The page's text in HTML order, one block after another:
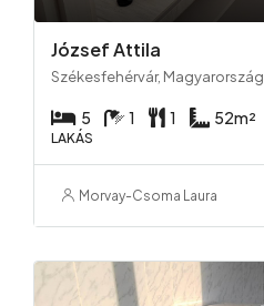
József Attila
Székesfehérvár, Magyarország
5 1 1 52m²
LAKÁS
Morvay-Csoma Laura